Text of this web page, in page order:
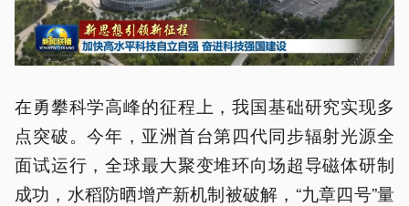
在勇攀科学高峰的征程上，我国基础研究实现多
点突破。今年，亚洲首台第四代同步辐射光源全
面试运行，全球最大聚变堆环向场超导磁体研制
成功，水稻防晒增产新机制被破解，“九章四号”量